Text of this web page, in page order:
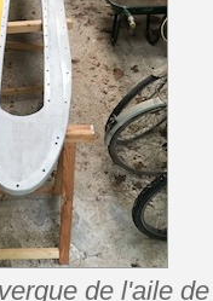
de l'aile